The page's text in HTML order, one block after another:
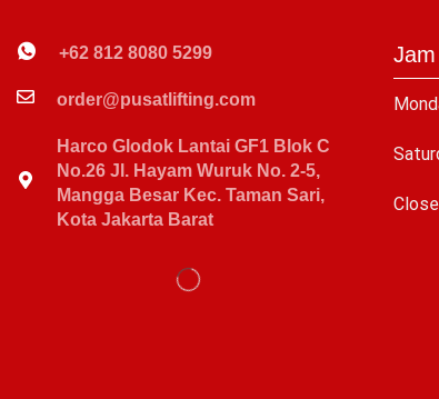
+62 812 8080 5299
order@pusatlifting.com
Harco Glodok Lantai GF1 Blok C
No.26 Jl. Hayam Wuruk No. 2-5,
Mangga Besar Kec. Taman Sari,
Kota Jakarta Barat
C